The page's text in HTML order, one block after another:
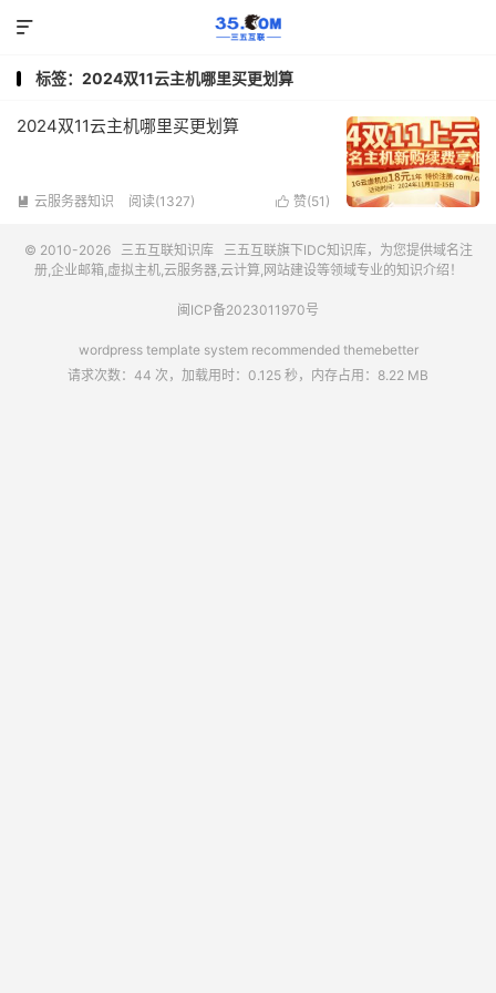

标签：2024双11云主机哪里买更划算
2024双11云主机哪里买更划算
 云服务器知识 阅读(1327)  赞(51 )
© 2010-2026 三五互联知识库 三五互联旗下IDC知识库，为您提供域名注
册,企业邮箱,虚拟主机,云服务器,云计算,网站建设等领域专业的知识介绍！
闽ICP备2023011970号
wordpress template system recommended themebetter
请求次数：44 次，加载用时：0.125 秒，内存占用：8.22 MB